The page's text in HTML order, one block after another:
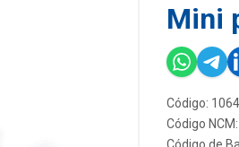
Mini
Código:
Código